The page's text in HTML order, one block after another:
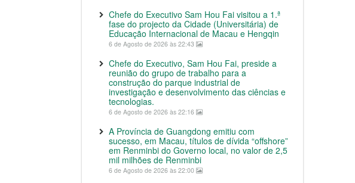
Chefe do Executivo Sam Hou Fai visitou a 1.ª
fase do projecto da Cidade (Universitária) de
Educação Internacional de Macau e Hengqin
6 de Agosto de 2026 às 22:43
Chefe do Executivo, Sam Hou Fai, preside a
reunião do grupo de trabalho para a
construção do parque industrial de
investigação e desenvolvimento das ciências e
tecnologias.
6 de Agosto de 2026 às 22:16
A Província de Guangdong emitiu com
sucesso, em Macau, títulos de dívida “offshore”
em Renminbi do Governo local, no valor de 2,5
mil milhões de Renminbi
6 de Agosto de 2026 às 22:00